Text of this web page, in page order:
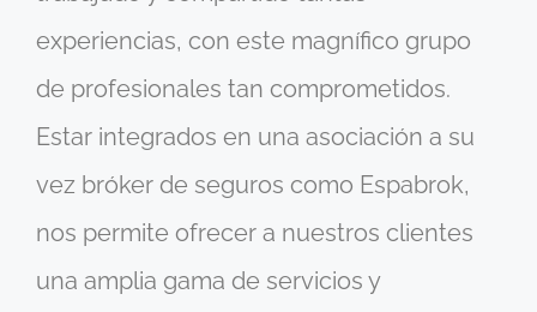
experiencias, con este magnífico grupo
de profesionales tan comprometidos.
Estar integrados en una asociación a su
vez bróker de seguros como Espabrok,
nos permite ofrecer a nuestros clientes
una amplia gama de servicios y